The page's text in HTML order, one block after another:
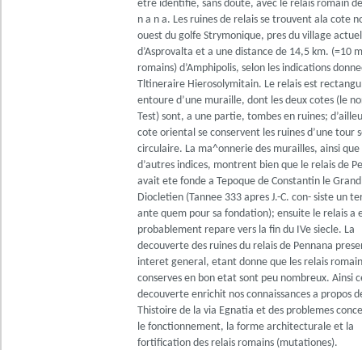
etre identifie, sans doute, avec le relais romain
n a n a. Les ruines de relais se trouvent ala cote
ouest du golfe Strymonique, pres du village actuel
d’Asprovalta et a une distance de 14,5 km. (=10
romains) d’Amphipolis, selon les indications
Tltineraire Hierosolymitain. Le relais est
entoure d’une muraille, dont les deux cotes (le
Test) sont, a une partie, tombes en ruines;
cote oriental se conservent les ruines d’une tour
circulaire. La ma^onnerie des murailles, ainsi que
d’autres indices, montrent bien que le relais de
avait ete fonde a Tepoque de Constantin le
Diocletien (Tannee 333 apres J.-C. con- siste un
ante quem pour sa fondation); ensuite le relais a
probablement repare vers la fin du IVe siecle. La
decouverte des ruines du relais de Pennana
interet general, etant donne que les relais
conserves en bon etat sont peu nombreux. Ainsi
decouverte enrichit nos connaissances a propos
Thistoire de la via Egnatia et des problemes
le fonctionnement, la forme architecturale et la
fortification des relais romains (mutationes).